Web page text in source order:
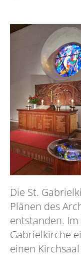
Die St.
Plänen des
entstanden.
Gabrielkirche
einen